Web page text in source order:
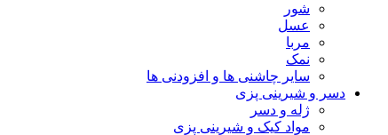
شور
عسل
مربا
نمک
سایر چاشنی ها و افزودنی ها
دسر و شیرینی پزی
ژله و دسر
مواد کیک و شیرینی پزی